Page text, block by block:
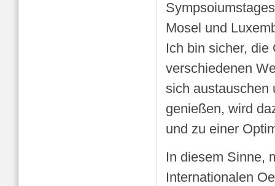
Mosel und
Ich bin sicher, die
verschiedenen
sich austauschen
genießen, wird
und zu einer
In diesem Sinne,
Internationalen